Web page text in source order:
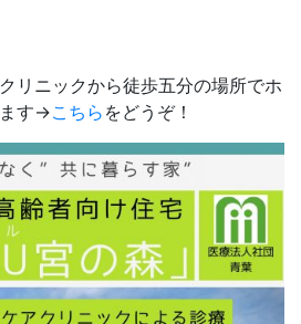
リニックから徒歩五分の場所でホ
す→こちら をどうぞ！